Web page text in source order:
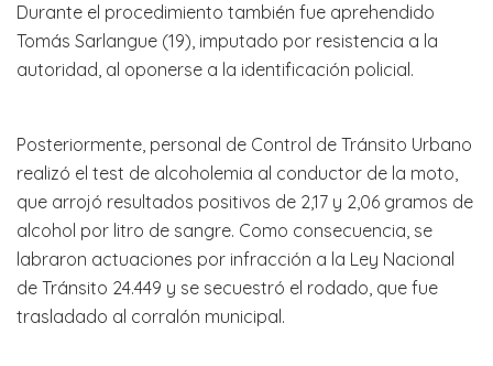
Durante el procedimiento también fue aprehendido
Tomás Sarlangue (19), imputado por resistencia a la
autoridad, al oponerse a la identificación policial.
Posteriormente, personal de Control de Tránsito Urbano
realizó el test de alcoholemia al conductor de la moto,
que arrojó resultados positivos de 2,17 y 2,06 gramos de
alcohol por litro de sangre. Como consecuencia, se
labraron actuaciones por infracción a la Ley Nacional
de Tránsito 24.449 y se secuestró el rodado, que fue
trasladado al corralón municipal.